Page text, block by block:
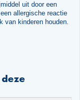
uit door een
allergische reactie
van kinderen houden.